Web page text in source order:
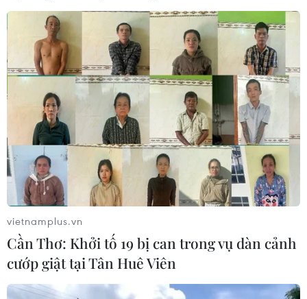
vietnamplus.vn
Cần Thơ: Khởi tố 19 bị can trong vụ dàn cảnh
cướp giật tại Tân Huê Viên